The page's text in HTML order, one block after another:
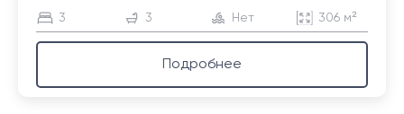
3 3 Нет 306 м²
Подробнее